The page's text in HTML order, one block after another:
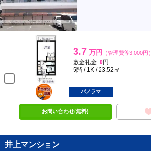
3.7 万円 （管理費等3,000円）
敷金礼金 :0円
5階 / 1K / 23.52㎡
ポンタ
部屋
パノラマ
お問い合わせ(無料)
井上マンション